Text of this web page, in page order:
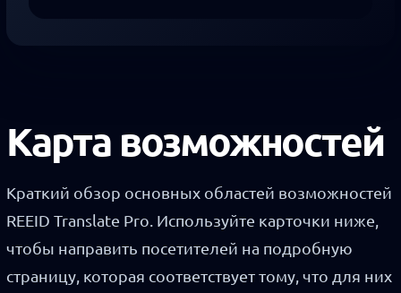
Карта возможностей
Краткий обзор основных областей возможностей
REEID Translate Pro. Используйте карточки ниже,
чтобы направить посетителей на подробную
страницу, которая соответствует тому, что для них